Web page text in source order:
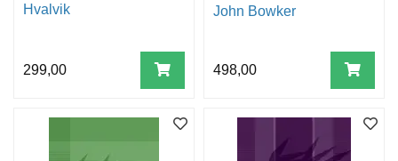
Hvalvik
299,00
John Bowker
498,00